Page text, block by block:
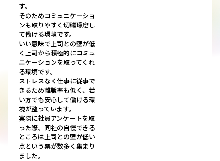
す。
そのためコミュニケーショ
ンも取りやすく切磋琢磨し
て働ける環境です。
いい意味で上司との壁が低
く上司から積極的にコミュ
ニケーションを取ってくれ
る環境です。
ストレスなく仕事に従事で
きるため離職率も低く、若
い方でも安心して働ける環
境が整っています。
実際に社員アンケートを取
った際、同社の自慢できる
ところは上司との壁が低い
点という票が数多く集まり
ました。